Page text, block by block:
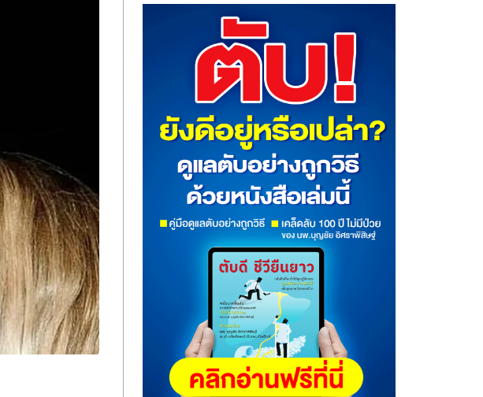
๕๐ ปีบ้าง
พื่อไทยยอมไม่